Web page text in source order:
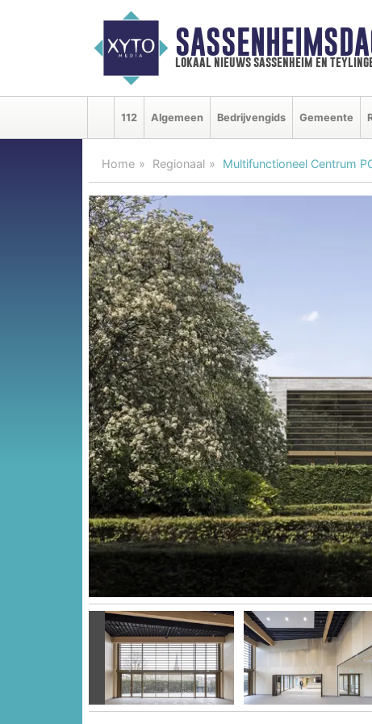
lokaal nieuws sassenheim en
112 Algemeen Bedrijvengids Gemeente
Home Regionaal Multifunctioneel Centrum
Vorige